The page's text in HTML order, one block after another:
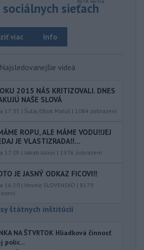
sieťach
Info
viac
Najsledovanejšie videá
2015 NÁS KRITIZOVALI. DNES
NAŠE SLOVÁ
17:35 | Šutaj Eštok Matúš | 1084 zobrazení
ROPU, ALE MÁME VODU‼️JEJ
JE VLASTIZRADA‼️...
17:05 |Jakab Július | 1976 zobrazení
JE JASNÝ ODKAZ FICOVI‼️
16:20 | Hnutie SLOVENSKO | 8179
štátnych inštitúcií
NA ŠTVRTOK Hliadková činnosť
políc...